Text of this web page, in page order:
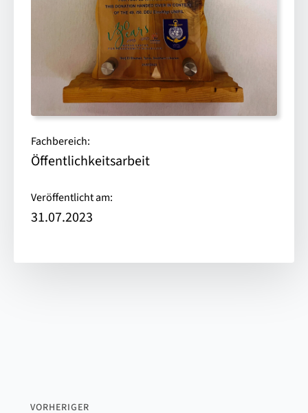
Fachbereich:
Öffentlichkeitsarbeit
Veröffentlicht am:
31.07.2023
VORHERIGER